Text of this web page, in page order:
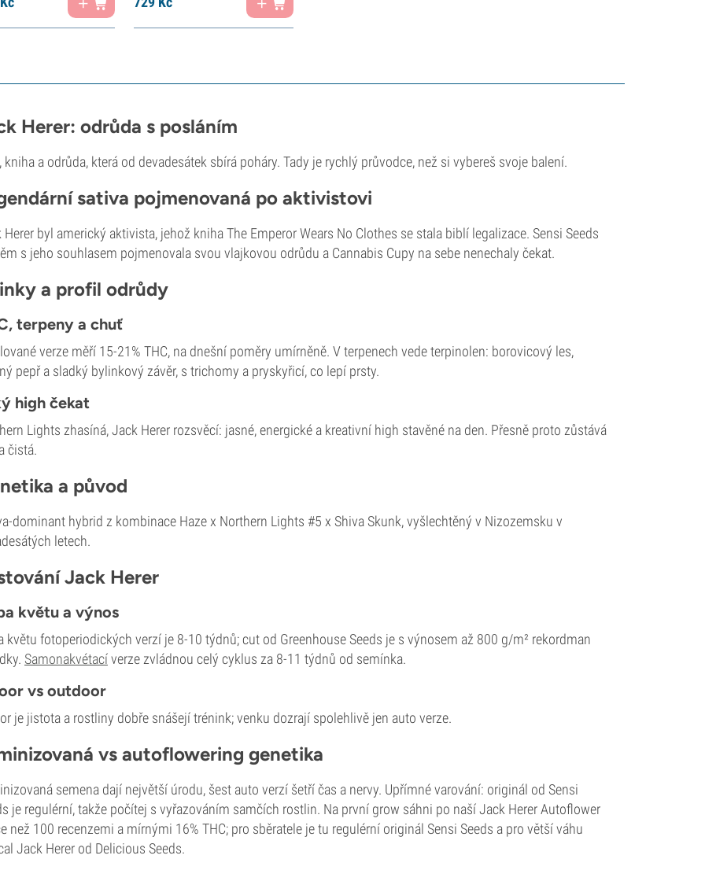
Herer: odrůda s posláním
kniha a odrůda, která od devadesátek sbírá poháry. Tady je rychlý průvodce, než si vybereš svoje balení.
sativa pojmenovaná po aktivistovi
Herer byl americký aktivista, jehož kniha The Emperor Wears No Clothes se stala biblí legalizace. Sensi Seeds
s jeho souhlasem pojmenovala svou vlajkovou odrůdu a Cannabis Cupy na sebe nenechaly čekat.
a profil odrůdy
terpeny a chuť
verze měří 15-21% THC, na dnešní poměry umírněně. V terpenech vede terpinolen: borovicový les,
pepř a sladký bylinkový závěr, s trichomy a pryskyřicí, co lepí prsty.
high čekat
Lights zhasíná, Jack Herer rozsvěcí: jasné, energické a kreativní high stavěné na den. Přesně proto zůstává
čistá.
a původ
dominant hybrid z kombinace Haze x Northern Lights #5 x Shiva Skunk, vyšlechtěný v Nizozemsku v
letech.
Jack Herer
květu a výnos
květu fotoperiodických verzí je 8-10 týdnů; cut od Greenhouse Seeds je s výnosem až 800 g/m² rekordman
Samonakvétacíverze zvládnou celý cyklus za 8-11 týdnů od semínka.
vs outdoor
je jistota a rostliny dobře snášejí trénink; venku dozrají spolehlivě jen auto verze.
vs autoflowering genetika
semena dají největší úrodu, šest auto verzí šetří čas a nervy. Upřímné varování: originál od Sensi
je regulérní, takže počítej s vyřazováním samčích rostlin. Na první grow sáhni po naší Jack Herer Autoflower
než 100 recenzemi a mírnými 16% THC; pro sběratele je tu regulérní originál Sensi Seeds a pro větší váhu
Jack Herer od Delicious Seeds.